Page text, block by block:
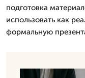
подготовка
использовать как
формальную